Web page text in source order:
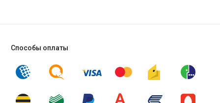
Способы оплаты